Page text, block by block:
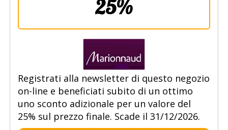
25%
Registrati alla newsletter di questo negozio
on-line e beneficiati subito di un ottimo
uno sconto adizionale per un valore del
25% sul prezzo finale. Scade il 31/12/2026.